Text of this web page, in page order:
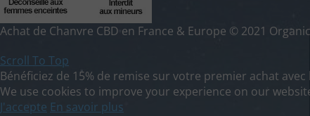
Achat de Chanvre CBD en France & Europe © 2021
Scroll To Top
Bénéficiez de 15% de remise sur votre premier achat avec
We use cookies to improve your experience on our
J'accepte En savoir plus